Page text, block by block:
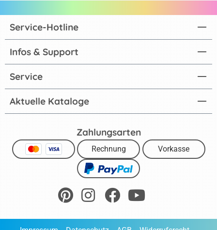
Aktuelle Kataloge
Service-Hotline
Infos & Support
Service
Zahlungsarten
Rechnung Vorkasse